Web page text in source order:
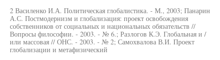
2 Василенко И.А. Политическая глобалистика. - М., 2003; Панарин
А.С. Постмодернизм и глобализация: проект освобождения
собственников от социальных и национальных обязательств //
Вопросы философии. - 2003. - № 6.; Разлогов К.Э. Глобальная и /
или массовая // ОНС. - 2003. - № 2; Самохвалова В.И. Проект
глобализации и метафизический